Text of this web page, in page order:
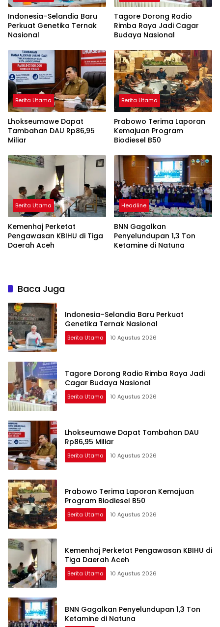
Indonesia–Selandia Baru
Perkuat Genetika Ternak
Nasional
Tagore Dorong Radio
Rimba Raya Jadi Cagar
Budaya Nasional
Berita Utama
Lhokseumawe Dapat
Tambahan DAU Rp86,95
Miliar
Berita Utama
Prabowo Terima Laporan
Kemajuan Program
Biodiesel B50
Berita Utama
Kemenhaj Perketat
Pengawasan KBIHU di Tiga
Daerah Aceh
Headline
BNN Gagalkan
Penyelundupan 1,3 Ton
Ketamine di Natuna
Baca Juga
Indonesia–Selandia Baru Perkuat
Genetika Ternak Nasional
Berita Utama 10 Agustus 2026
Tagore Dorong Radio Rimba Raya Jadi
Cagar Budaya Nasional
Berita Utama 10 Agustus 2026
Lhokseumawe Dapat Tambahan DAU
Rp86,95 Miliar
Berita Utama 10 Agustus 2026
Prabowo Terima Laporan Kemajuan
Program Biodiesel B50
Berita Utama 10 Agustus 2026
Kemenhaj Perketat Pengawasan KBIHU di
Tiga Daerah Aceh
Berita Utama 10 Agustus 2026
BNN Gagalkan Penyelundupan 1,3 Ton
Ketamine di Natuna